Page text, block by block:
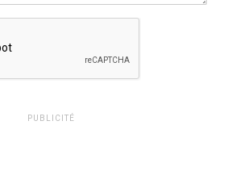
PUBLICITÉ